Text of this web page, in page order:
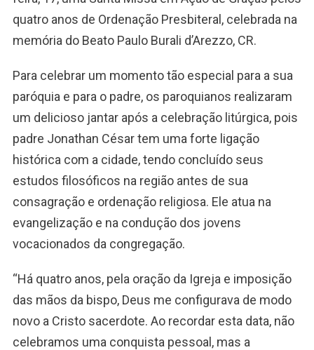
quatro anos de Ordenação Presbiteral, celebrada na
memória do Beato Paulo Burali d’Arezzo, CR.
Para celebrar um momento tão especial para a sua
paróquia e para o padre, os paroquianos realizaram
um delicioso jantar após a celebração litúrgica, pois
padre Jonathan César tem uma forte ligação
histórica com a cidade, tendo concluído seus
estudos filosóficos na região antes de sua
consagração e ordenação religiosa. Ele atua na
evangelização e na condução dos jovens
vocacionados da congregação.
“Há quatro anos, pela oração da Igreja e imposição
das mãos da bispo, Deus me configurava de modo
novo a Cristo sacerdote. Ao recordar esta data, não
celebramos uma conquista pessoal, mas a